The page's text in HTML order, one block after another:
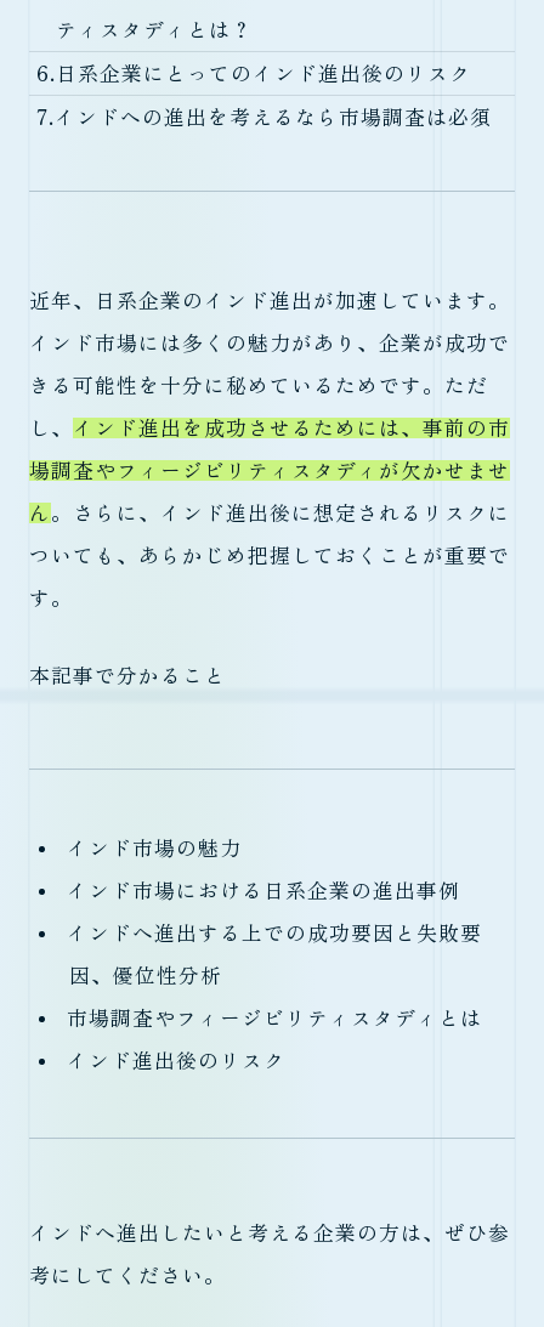
ティスタディとは？
6. 日系企業にとってのインド進出後のリスク
7. インドへの進出を考えるなら市場調査は必須
近年、日系企業のインド進出が加速しています。
インド市場には多くの魅力があり、企業が成功で
きる可能性を十分に秘めているためです。ただ
し、 インド進出を成功させるためには、事前の市
場調査やフィージビリティスタディが欠かせませ
ん 。さらに、インド進出後に想定されるリスクに
ついても、あらかじめ把握しておくことが重要で
す。
本記事で分かること
インド市場の魅力
インド市場における日系企業の進出事例
インドへ進出する上での成功要因と失敗要
因、優位性分析
市場調査やフィージビリティスタディとは
インド進出後のリスク
インドへ進出したいと考える企業の方は、ぜひ参
考にしてください。